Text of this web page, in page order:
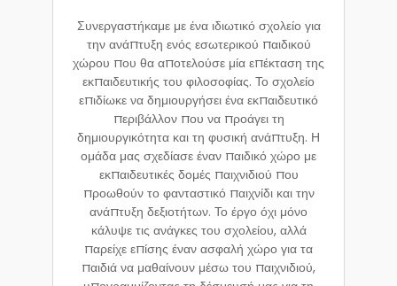
Συνεργαστήκαμε με ένα ιδιωτικό σχολείο για
την ανάπτυξη ενός εσωτερικού παιδικού
χώρου που θα αποτελούσε μία επέκταση της
εκπαιδευτικής του φιλοσοφίας. Το σχολείο
επιδίωκε να δημιουργήσει ένα εκπαιδευτικό
περιβάλλον που να προάγει τη
δημιουργικότητα και τη φυσική ανάπτυξη. Η
ομάδα μας σχεδίασε έναν παιδικό χώρο με
εκπαιδευτικές δομές παιχνιδιού που
προωθούν το φανταστικό παιχνίδι και την
ανάπτυξη δεξιοτήτων. Το έργο όχι μόνο
κάλυψε τις ανάγκες του σχολείου, αλλά
παρείχε επίσης έναν ασφαλή χώρο για τα
παιδιά να μαθαίνουν μέσω του παιχνιδιού,